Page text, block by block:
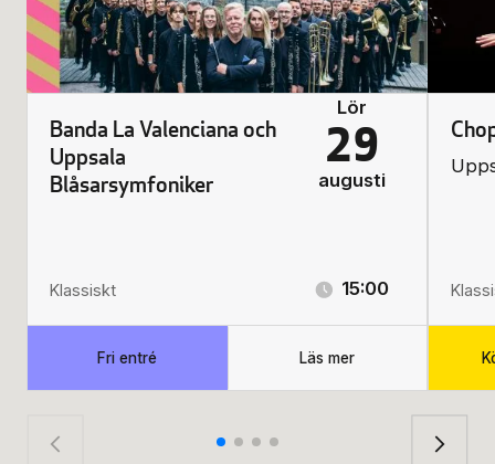
Banda La Valenciana och
Uppsala
Blåsarsymfoniker
Klassiskt
Lör
29
augusti
15:00
Fri entré Läs mer